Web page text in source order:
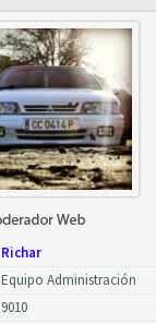
Richar
Equipo Administración
9010